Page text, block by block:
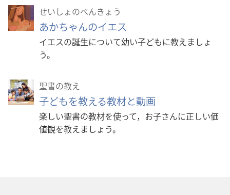
せいしょのべんきょう
あかちゃんのイエス
イエスの誕生について幼い子どもに教えましょ
う。
聖書の教え
子どもを教える教材と動画
楽しい聖書の教材を使って，お子さんに正しい価
値観を教えましょう。